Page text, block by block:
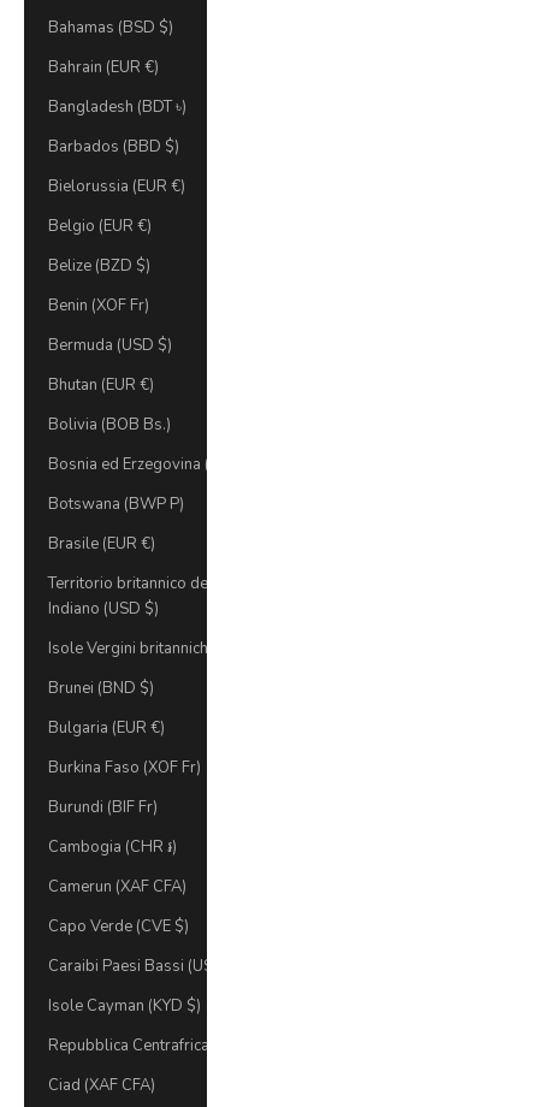
Bahamas (BSD $)
Bahrain (EUR €)
Bangladesh (BDT ৳)
Barbados (BBD $)
Bielorussia (EUR €)
Belgio (EUR €)
Belize (BZD $)
Benin (XOF Fr)
Bermuda (USD $)
Bhutan (EUR €)
Bolivia (BOB Bs.)
Bosnia ed Erzegovina (BAM КМ)
Botswana (BWP P)
Brasile (EUR €)
Territorio britannico dell'Oceano
Indiano (USD $)
Isole Vergini britanniche (USD $)
Brunei (BND $)
Bulgaria (EUR €)
Burkina Faso (XOF Fr)
Burundi (BIF Fr)
Cambogia (CHR ៛)
Camerun (XAF CFA)
Capo Verde (CVE $)
Caraibi Paesi Bassi (USD $)
Isole Cayman (KYD $)
Repubblica Centrafricana (XAF CFA)
Ciad (XAF CFA)